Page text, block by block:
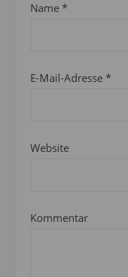
Name *
E-Mail-Adresse *
Website
Kommentar